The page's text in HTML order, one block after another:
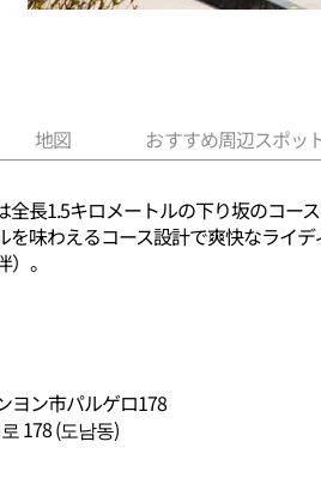
地図 おすすめ周辺スポッ
全長1.5キロメートルの下り坂のコー
を味わえるコース設計で爽快なライ
。
ヨン市パルゲロ178
178 (도남동)